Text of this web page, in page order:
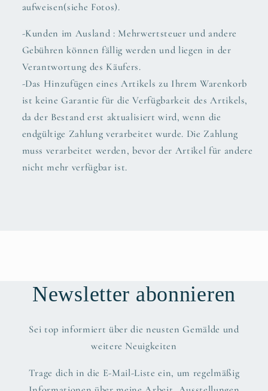
aufweisen(siehe Fotos).
-Kunden im Ausland : Mehrwertsteuer und andere
Gebühren können fällig werden und liegen in der
Verantwortung des Käufers.
-Das Hinzufügen eines Artikels zu Ihrem Warenkorb
ist keine Garantie für die Verfügbarkeit des Artikels,
da der Bestand erst aktualisiert wird, wenn die
endgültige Zahlung verarbeitet wurde. Die Zahlung
muss verarbeitet werden, bevor der Artikel für andere
nicht mehr verfügbar ist.
Newsletter abonnieren
Sei top informiert über die neusten Gemälde und
weitere Neuigkeiten
Trage dich in die E-Mail-Liste ein, um regelmäßig